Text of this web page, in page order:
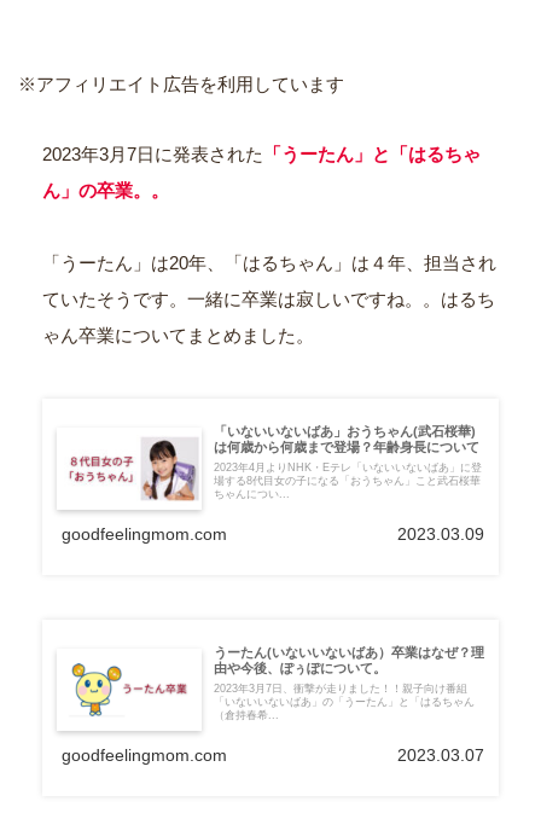
※アフィリエイト広告を利用しています
2023年3月7日に発表された
「うーたん」と「はるちゃ
ん」の卒業。。
「うーたん」は20年、「はるちゃん」は４年、担当され
ていたそうです。一緒に卒業は寂しいですね。。はるち
ゃん卒業についてまとめました。
「いないいないばあ」おうちゃん(武石桜華)
は何歳から何歳まで登場？年齢身長について
2023年4月よりNHK・Eテレ「いないいないばあ」に登
場する8代目女の子になる「おうちゃん」こと武石桜華
ちゃんについ...
goodfeelingmom.com 2023.03.09
うーたん(いないいないばあ）卒業はなぜ？理
由や今後、ぽぅぽについて。
2023年3月7日、衝撃が走りました！！親子向け番組
「いないいないばあ」の「うーたん」と「はるちゃん
（倉持春希...
goodfeelingmom.com 2023.03.07